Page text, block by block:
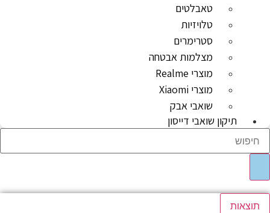
טאבלטים
טלויזיות
סטרימרים
מצלמות אבטחה
מוצרי Realme
מוצרי Xiaomi
שואבי אבק
תיקון שואבי דייסון
תוצאות